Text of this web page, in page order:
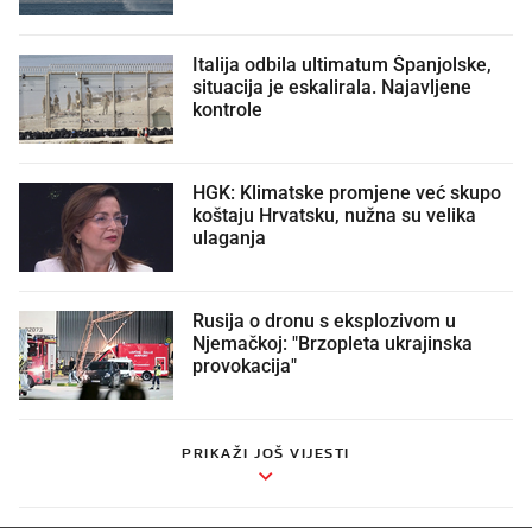
Italija odbila ultimatum Španjolske,
situacija je eskalirala. Najavljene
kontrole
HGK: Klimatske promjene već skupo
koštaju Hrvatsku, nužna su velika
ulaganja
Rusija o dronu s eksplozivom u
Njemačkoj: "Brzopleta ukrajinska
provokacija"
PRIKAŽI JOŠ VIJESTI